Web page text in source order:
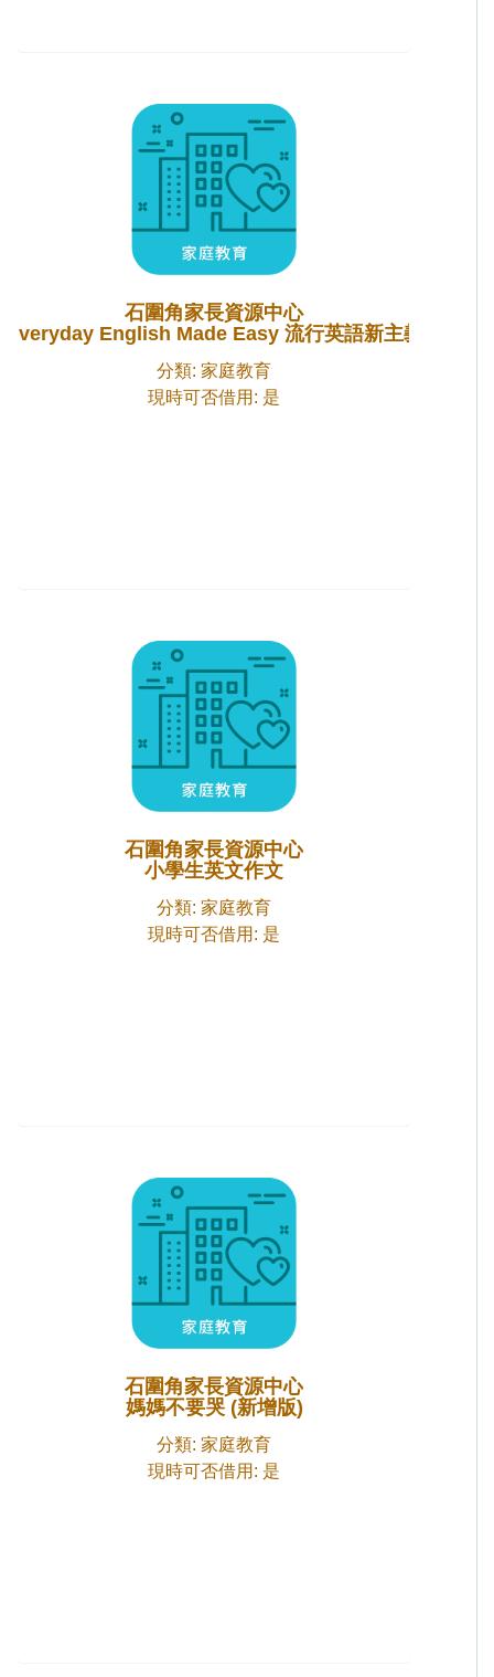
石圍角家長資源中心
Everyday English Made Easy 流行英語新主義
分類: 家庭教育
現時可否借用: 是
石圍角家長資源中心
小學生英文作文
分類: 家庭教育
現時可否借用: 是
石圍角家長資源中心
媽媽不要哭 (新增版)
分類: 家庭教育
現時可否借用: 是